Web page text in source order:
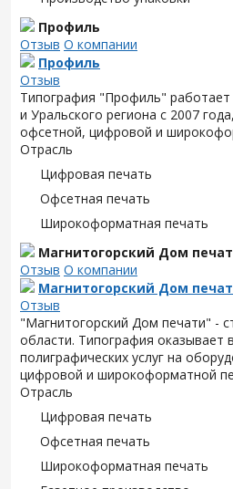
Профиль
Отзыв О компании
Профиль
Отзыв
Типография "Профиль" работает
и Уральского региона с 2007
офсетной, цифровой и
Отрасль
Цифровая печать
Офсетная печать
Широкоформатная печать
Магнитогорский Дом
Отзыв О компании
Магнитогорский Дом
Отзыв
"Магнитогорский Дом печати" -
области. Типография оказывает
полиграфических услуг на
цифровой и широкоформатной
Отрасль
Цифровая печать
Офсетная печать
Широкоформатная печать